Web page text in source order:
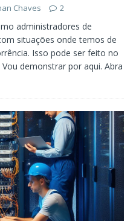
Chaves 2
administradores de
situações onde temos de
Isso pode ser feito no
demonstrar por aqui. Abra